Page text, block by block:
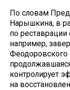
По словам
Нарышкина, в
по
например,
Феодоровского
контролирует
на